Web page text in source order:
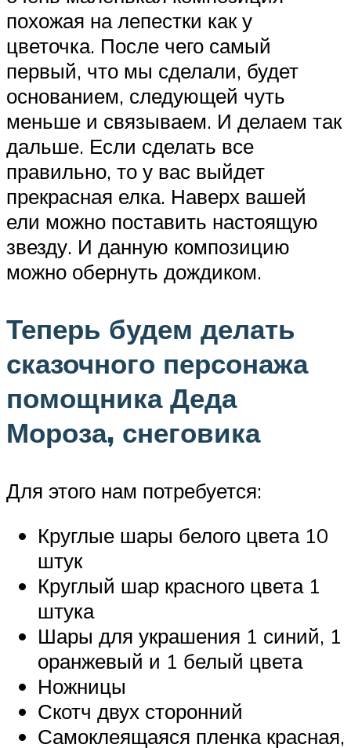
похожая на лепестки как у
цветочка. После чего самый
первый, что мы сделали, будет
основанием, следующей чуть
меньше и связываем. И делаем так
дальше. Если сделать все
правильно, то у вас выйдет
прекрасная елка. Наверх вашей
ели можно поставить настоящую
звезду. И данную композицию
можно обернуть дождиком.
Теперь будем делать
сказочного персонажа
помощника Деда
Мороза, снеговика
Для этого нам потребуется:
Круглые шары белого цвета 10
штук
Круглый шар красного цвета 1
штука
Шары для украшения 1 синий, 1
оранжевый и 1 белый цвета
Ножницы
Скотч двух сторонний
Самоклеящаяся пленка красная,